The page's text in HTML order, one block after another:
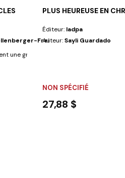
Frei
une grande valeur au rite du baptême....
PLUS HEUREUSE EN
Éditeur: Iadpa
Auteur:Sayli Guardado
NON SPÉCIFIÉ
27,88 $